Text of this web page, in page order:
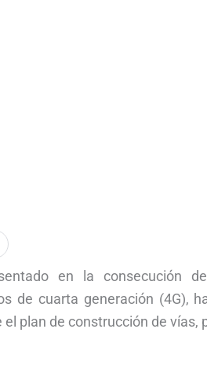
en la consecución
de cuarta generación (4G),
plan de construcción de